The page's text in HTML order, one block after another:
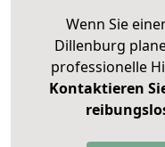
Wenn Sie
Dillenburg
professionelle
Kontaktieren